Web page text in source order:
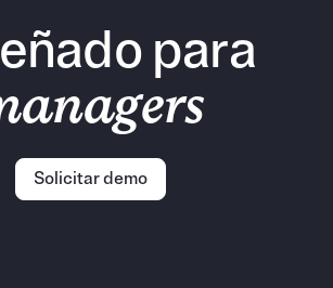
para
Solicitar demo